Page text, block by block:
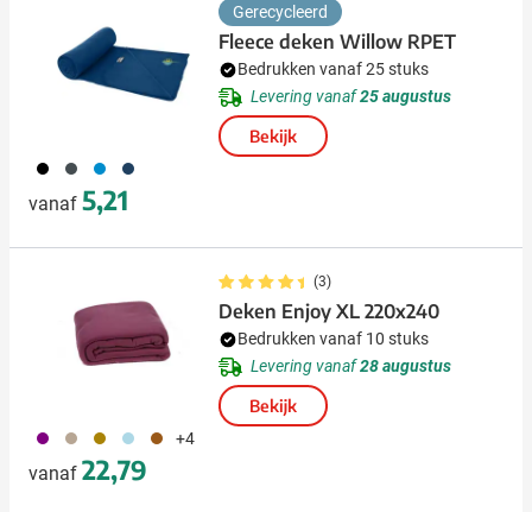
001 387 688 536
vanaf 5,21
Gerecycleerd
Fleece deken Willow RPET
Bedrukken vanaf 25 stuks
Levering vanaf25 augustus
Bekijk
024 113 301 018 090 +4
vanaf 22,79
(3)
Deken Enjoy XL 220x240
Bedrukken vanaf 10 stuks
Levering vanaf28 augustus
Bekijk